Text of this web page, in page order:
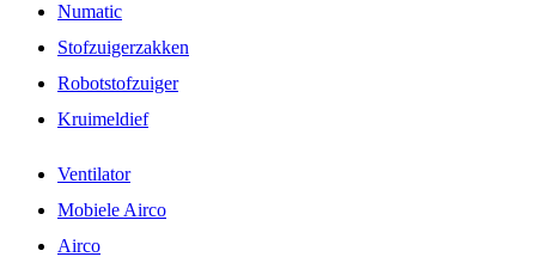
Numatic
Stofzuigerzakken
Robotstofzuiger
Kruimeldief
Ventilator
Mobiele Airco
Airco